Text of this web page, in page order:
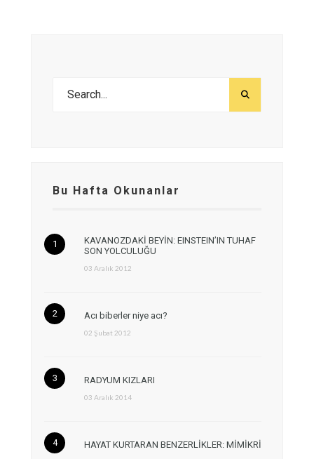
Bu Hafta Okunanlar
KAVANOZDAKİ BEYİN: EINSTEIN’IN TUHAF
SON YOLCULUĞU
03 Aralık 2012
Acı biberler niye acı?
02 Şubat 2012
RADYUM KIZLARI
03 Aralık 2014
HAYAT KURTARAN BENZERLİKLER: MİMİKRİ